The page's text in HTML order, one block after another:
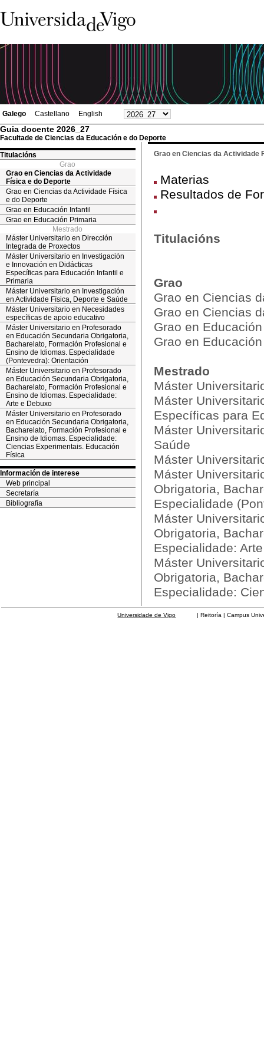
Galego Castellano English
Guia docente 2026_27
Facultade de Ciencias da Educación e do Deporte
Titulacións
Grao
Grao en Ciencias da Actividade
Física e do Deporte
Grao en Ciencias da Actividade Física
e do Deporte
Grao en Educación Infantil
Grao en Educación Primaria
Mestrado
Máster Universitario en Dirección
Integrada de Proxectos
Máster Universitario en Investigación
e Innovación en Didácticas
Específicas para Educación Infantil e
Primaria
Máster Universitario en Investigación
en Actividade Física, Deporte e Saúde
Máster Universitario en Necesidades
específicas de apoio educativo
Máster Universitario en Profesorado
en Educación Secundaria Obrigatoria,
Bacharelato, Formación Profesional e
Ensino de Idiomas. Especialidade
(Pontevedra): Orientación
Máster Universitario en Profesorado
en Educación Secundaria Obrigatoria,
Bacharelato, Formación Profesional e
Ensino de Idiomas. Especialidade:
Arte e Debuxo
Máster Universitario en Profesorado
en Educación Secundaria Obrigatoria,
Bacharelato, Formación Profesional e
Ensino de Idiomas. Especialidade:
Ciencias Experimentais. Educación
Física
Información de interese
Web principal
Secretaría
Bibliografía
Grao en Ciencias da Actividade
Materias
Resultados de
Titulacións
Grao
Grao en Ciencias
Grao en Ciencias
Grao en
Grao en
Mestrado
Máster
Máster
Específicas para
Máster
Saúde
Máster
Máster
Obrigatoria,
Especialidade
Máster
Obrigatoria,
Especialidade:
Máster
Obrigatoria,
Especialidade:
Universidade de Vigo | Reitoría | Campus